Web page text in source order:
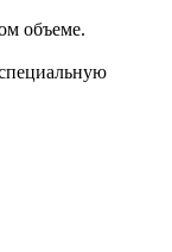
объеме.